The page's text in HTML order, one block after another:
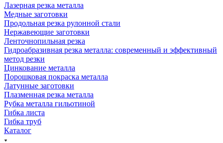
Лазерная резка металла
Медные заготовки
Продольная резка рулонной стали
Нержавеющие заготовки
Ленточнопильная резка
Гидроабразивная резка металла: современный и эффективный
метод резки
Цинкование металла
Порошковая покраска металла
Латунные заготовки
Плазменная резка металла
Рубка металла гильотиной
Гибка листа
Гибка труб
Каталог